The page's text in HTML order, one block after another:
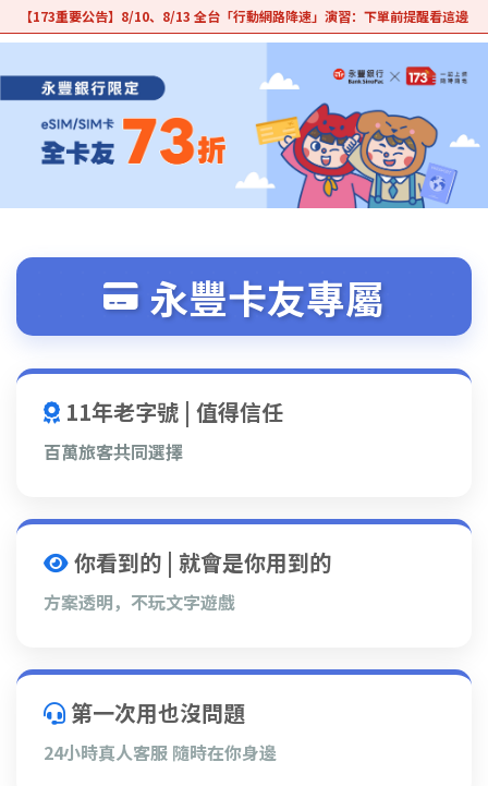
【173重要公告】8/10、8/13 全台「行動網路降速」演習：下單前提醒看這邊
永豐卡友專屬
11年老字號 | 值得信任
百萬旅客共同選擇
你看到的 | 就會是你用到的
方案透明，不玩文字遊戲
第一次用也沒問題
24小時真人客服 隨時在你身邊